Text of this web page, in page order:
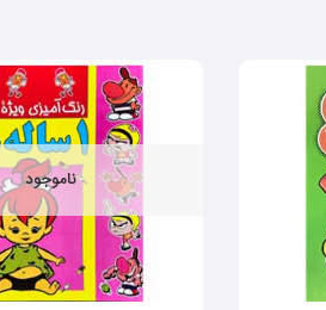
ناموجود